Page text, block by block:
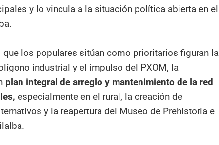
y lo vincula a la situación política abierta en el
que los populares sitúan como prioritarios figuran la
industrial y el impulso del PXOM, la
plan integral de arreglo y mantenimiento de la red
especialmente en el rural, la creación de
y la reapertura del Museo de Prehistoria e